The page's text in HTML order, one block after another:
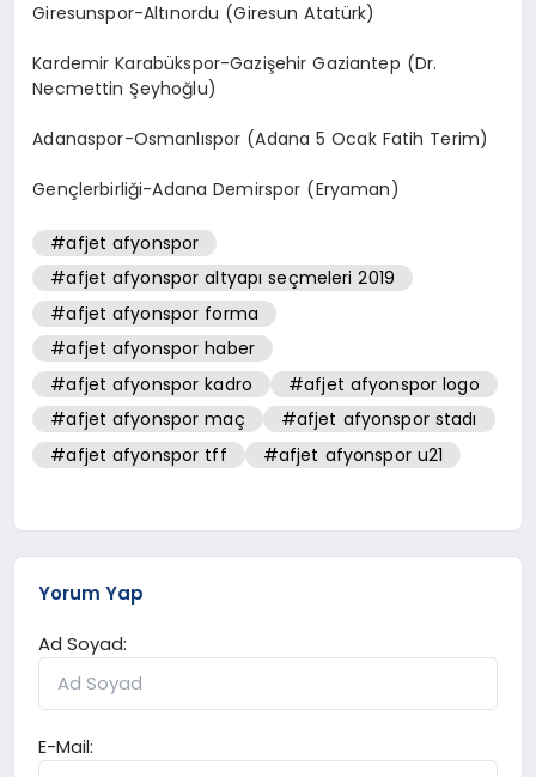
Giresunspor-Altınordu (Giresun Atatürk)
Kardemir Karabükspor-Gazişehir Gaziantep (Dr.
Necmettin Şeyhoğlu)
Adanaspor-Osmanlıspor (Adana 5 Ocak Fatih Terim)
Gençlerbirliği-Adana Demirspor (Eryaman)
#afjet afyonspor
#afjet afyonspor altyapı seçmeleri 2019
#afjet afyonspor forma
#afjet afyonspor haber
#afjet afyonspor kadro
#afjet afyonspor logo
#afjet afyonspor maç
#afjet afyonspor stadı
#afjet afyonspor tff
#afjet afyonspor u21
Yorum Yap
Ad Soyad:
E-Mail: